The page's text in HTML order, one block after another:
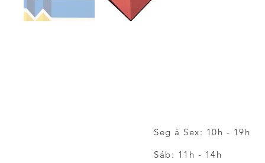
Seg à Sex: 10h - 19h
Sáb: 11h - 14h